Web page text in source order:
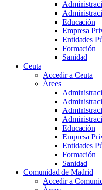
Educación
Empresa
Entidades
Formación
Sanidad
Ceuta
Accedir a Ceuta
Àrees
Educación
Empresa
Entidades
Formación
Sanidad
Comunidad de Madrid
Accedir a